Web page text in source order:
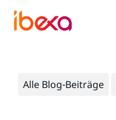
Alle Blog-Beiträge